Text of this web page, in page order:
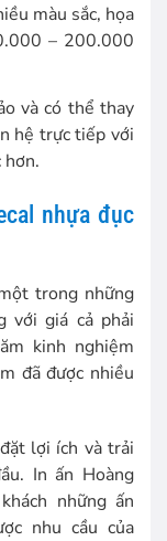
màu sắc, họa
– 200.000
và có thể thay
hệ trực tiếp với
hơn.
nhựa đục
trong những
với giá cả phải
kinh nghiệm
đã được nhiều
lợi ích và trải
In ấn Hoàng
những ấn
nhu cầu của